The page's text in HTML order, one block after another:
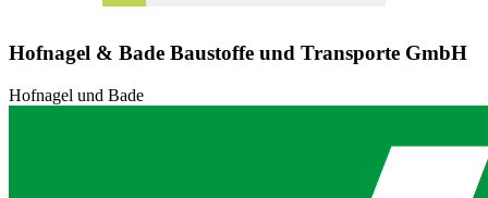
Hofnagel & Bade Baustoffe und Transporte GmbH
Hofnagel und Bade